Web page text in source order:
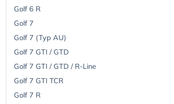
Golf 6 R
Golf 7
Golf 7 (Typ AU)
Golf 7 GTI / GTD
Golf 7 GTI / GTD / R-Line
Golf 7 GTI TCR
Golf 7 R